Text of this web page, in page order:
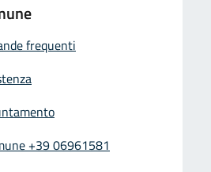
frequenti
+39 06961581